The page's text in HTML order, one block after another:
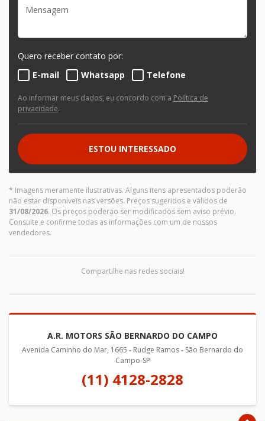
Quero receber contato por:
E-mail
Whatsapp Telefone
Ao informar meus dados, eu concordo com a Política de
privacidade.
ESTOU INTERESSADO
* Imagens meramente ilustrativas. Alguns itens apresentados poderão
não estar disponíveis nas versões. Preços sugeridos e válidos de
31/08/2026. Os preços poderão ser modificados sem aviso prévio.
Consulte e confirme todas as informações com um de nossos
vendedores.
Compartilhe nas redes sociais!
A.R. MOTORS SÃO BERNARDO DO CAMPO
Avenida Caminho do Mar, 1665 - Rudge Ramos - São Bernardo do
Campo-SP
(11) 4128-2828